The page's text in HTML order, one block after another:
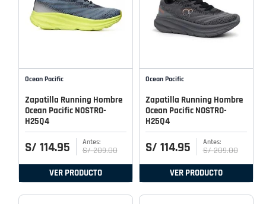
Ocean Pacific
Zapatilla Running Hombre
Ocean Pacific NOSTRO-
H25Q4
S/ 114.95 S/ 209.00
VER PRODUCTO
Ocean Pacific
Zapatilla Running Hombre
Ocean Pacific NOSTRO-
H25Q4
S/ 114.95 S/ 209.00
VER PRODUCTO